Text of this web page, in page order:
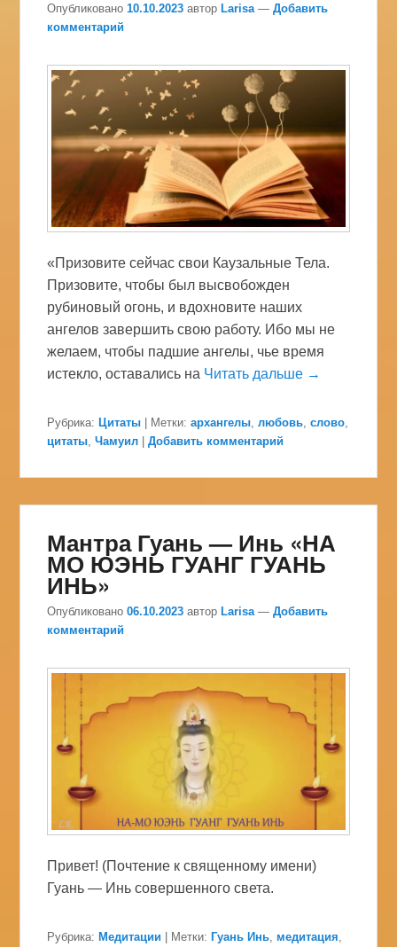
Опубликовано10.10.2023 автор Larisa —Добавить
комментарий
«Призовите сейчас свои Каузальные Тела.
Призовите, чтобы был высвобожден
рубиновый огонь, и вдохновите наших
ангелов завершить свою работу. Ибо мы не
желаем, чтобы падшие ангелы, чье время
истекло, оставались на Читать дальше →
Рубрика: Цитаты | Метки: архангелы ,любовь ,слово
цитаты ,Чамуил |Добавить комментарий
Мантра Гуань — Инь «НА
МО ЮЭНЬ ГУАНГ ГУАНЬ
ИНЬ»
Опубликовано06.10.2023 автор Larisa —Добавить
комментарий
Привет! (Почтение к священному имени)
Гуань — Инь совершенного света.
Рубрика: Медитации | Метки: Гуань Инь медитация